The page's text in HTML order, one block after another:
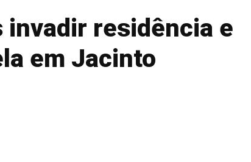
invadir residência e
em Jacinto